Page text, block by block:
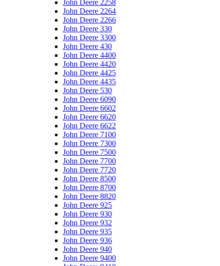
John Deere 2258
John Deere 2264
John Deere 2266
John Deere 330
John Deere 3300
John Deere 430
John Deere 4400
John Deere 4420
John Deere 4425
John Deere 4435
John Deere 530
John Deere 6090
John Deere 6602
John Deere 6620
John Deere 6622
John Deere 7100
John Deere 7300
John Deere 7500
John Deere 7700
John Deere 7720
John Deere 8500
John Deere 8700
John Deere 8820
John Deere 925
John Deere 930
John Deere 932
John Deere 935
John Deere 936
John Deere 940
John Deere 9400